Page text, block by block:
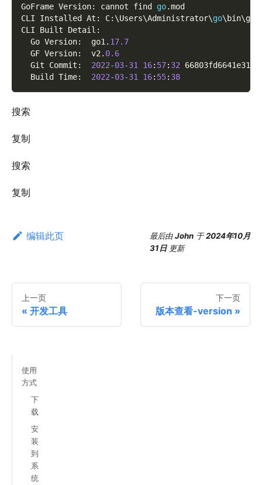
GoFrame Version: cannot find go.mod
CLI Installed At : C: \Users\Administrator\go\bin\gf
CLI Built Detail :
  Go Version
:
  go1
. 17.7
  GF Version
:
  v2
. 0.6
  Git Commit
: 2022-03-31 16: 57: 32
  Build Time
: 2022-03-31 16: 55: 38
搜索
复制
搜索
复制
编辑此页 最后由John 于2024年10月
31日 更新
上一页
开发工具
下一页
版本查看-version
使用
方式
下
载
安
装
到
系
统